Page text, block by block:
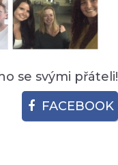
se svými přáteli!
FACEBOOK